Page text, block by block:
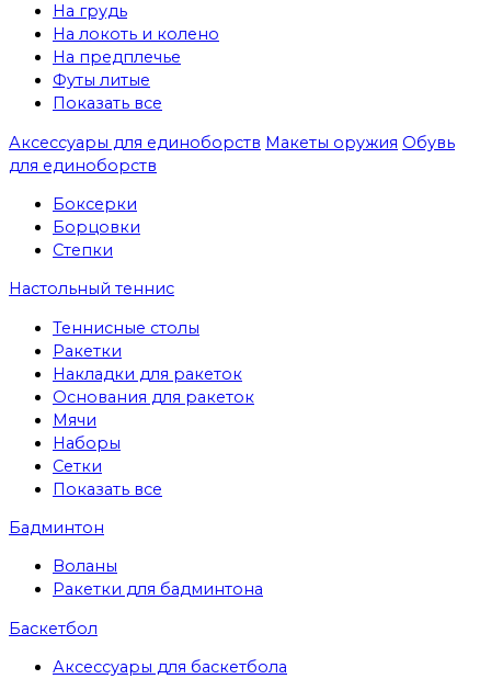
На грудь
На локоть и колено
На предплечье
Футы литые
Показать все
Аксессуары для единоборств Макеты оружия Обувь
для единоборств
Боксерки
Борцовки
Степки
Настольный теннис
Теннисные столы
Ракетки
Накладки для ракеток
Основания для ракеток
Мячи
Наборы
Сетки
Показать все
Бадминтон
Воланы
Ракетки для бадминтона
Баскетбол
Аксессуары для баскетбола